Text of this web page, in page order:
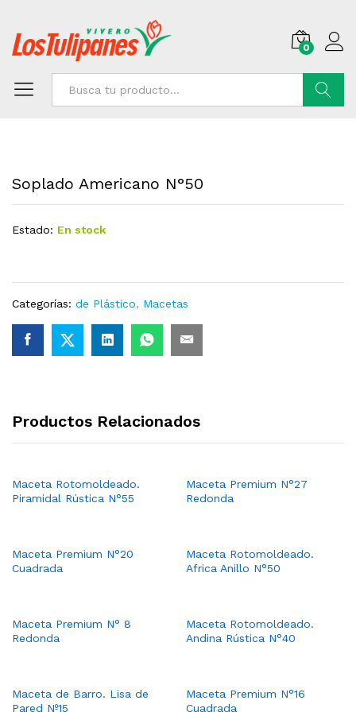
0
Soplado Americano N°50
Estado: En stock
Categorías: de Plástico, Macetas
Productos Relacionados
Maceta Rotomoldeado.
Piramidal Rústica N°55
Maceta Premium N°27
Redonda
Maceta Premium N°20
Cuadrada
Maceta Rotomoldeado.
Africa Anillo N°50
Maceta Premium N° 8
Redonda
Maceta Rotomoldeado.
Andina Rústica N°40
Maceta de Barro. Lisa de
Pared Nº15
Maceta Premium N°16
Cuadrada